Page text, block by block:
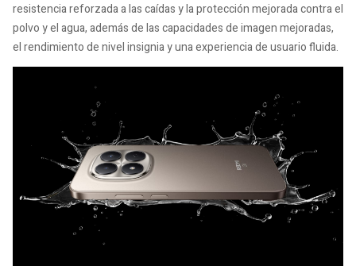
resistencia reforzada a las caídas y la protección mejorada contra el
polvo y el agua, además de las capacidades de imagen mejoradas,
el rendimiento de nivel insignia y una experiencia de usuario fluida.